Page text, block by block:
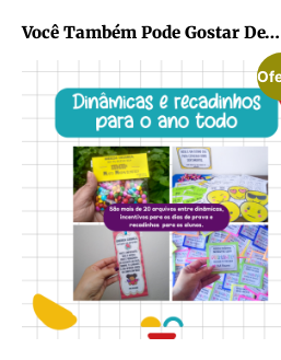
Você Também Pode Gostar De…